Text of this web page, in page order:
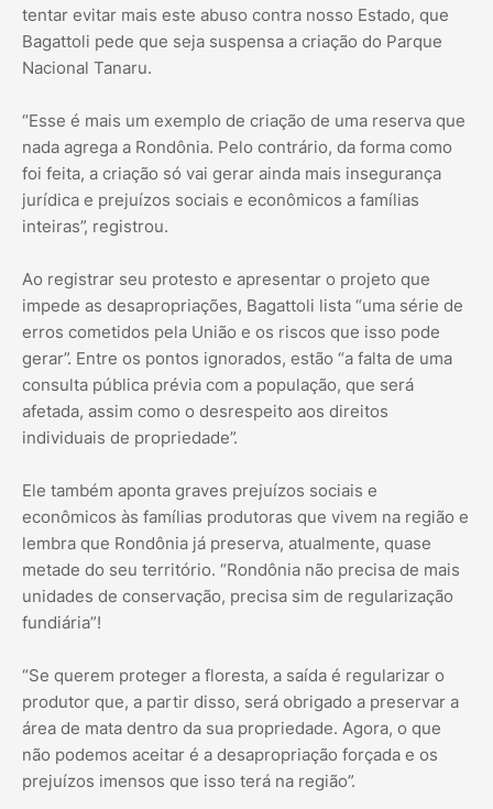
tentar evitar mais este abuso contra nosso Estado, que
Bagattoli pede que seja suspensa a criação do Parque
Nacional Tanaru.
“Esse é mais um exemplo de criação de uma reserva que
nada agrega a Rondônia. Pelo contrário, da forma como
foi feita, a criação só vai gerar ainda mais insegurança
jurídica e prejuízos sociais e econômicos a famílias
inteiras”, registrou.
Ao registrar seu protesto e apresentar o projeto que
impede as desapropriações, Bagattoli lista “uma série de
erros cometidos pela União e os riscos que isso pode
gerar”. Entre os pontos ignorados, estão “a falta de uma
consulta pública prévia com a população, que será
afetada, assim como o desrespeito aos direitos
individuais de propriedade”.
Ele também aponta graves prejuízos sociais e
econômicos às famílias produtoras que vivem na região e
lembra que Rondônia já preserva, atualmente, quase
metade do seu território. “Rondônia não precisa de mais
unidades de conservação, precisa sim de regularização
fundiária”!
“Se querem proteger a floresta, a saída é regularizar o
produtor que, a partir disso, será obrigado a preservar a
área de mata dentro da sua propriedade. Agora, o que
não podemos aceitar é a desapropriação forçada e os
prejuízos imensos que isso terá na região”.